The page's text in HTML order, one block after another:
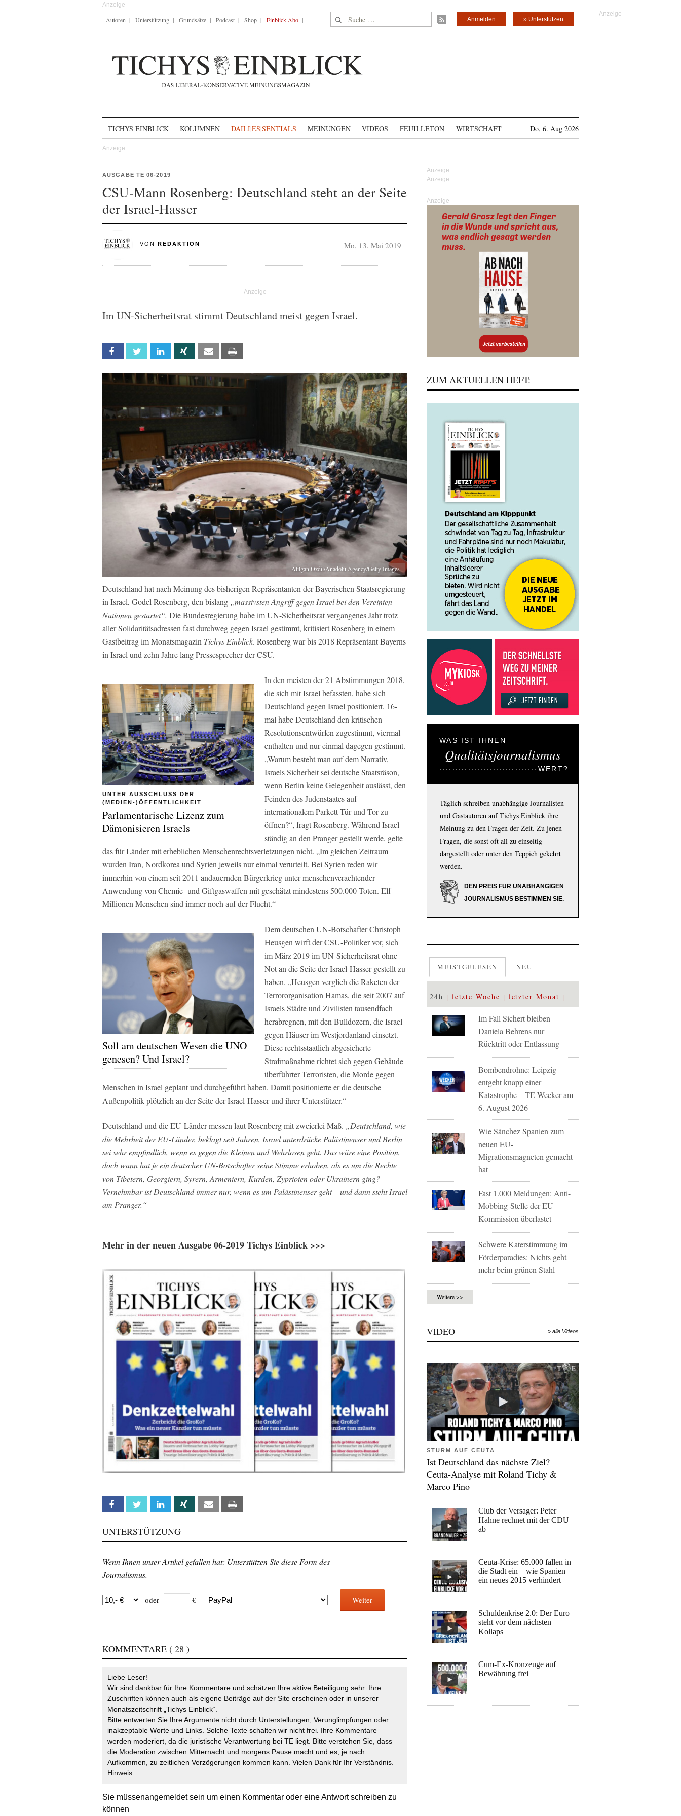
Autoren Unterstützung Grundsätze Podcast Shop Einblick-Abo Suche nach: » Unterstützen
Anmelden
TICHYS EINBLICK KOLUMNEN DAILI|ES|SENTIALS MEINUNGEN VIDEOS FEUILLETON WIRTSCHAFT Do, 6. Aug 2026
AUSGABE TE 06-2019
CSU-Mann Rosenberg: Deutschland steht an der Seite
der Israel-Hasser
VON REDAKTION Mo, 13. Mai 2019
Im UN-Sicherheitsrat stimmt Deutschland meist gegen Israel.
Facebook Twitter Linkedin Xing Email
Atilgan Ozdil/Anadolu Agency/Getty Images
Deutschland hat nach Meinung des bisherigen Repräsentanten der Bayerischen Staatsregierung
in Israel, Godel Rosenberg, den bislang „massivsten Angriff gegen Israel bei den Vereinten
Nationen gestartet“. Die Bundesregierung habe im UN-Sicherheitsrat vergangenes Jahr trotz
aller Solidaritätsadressen fast durchweg gegen Israel gestimmt, kritisiert Rosenberg in einem
Gastbeitrag im Monatsmagazin Tichys Einblick. Rosenberg war bis 2018 Repräsentant Bayerns
in Israel und zehn Jahre lang Pressesprecher der CSU.
UNTER AUSSCHLUSS DER
(MEDIEN-)ÖFFENTLICHKEIT
Parlamentarische Lizenz zum
Dämonisieren Israels
In den meisten der 21 Abstimmungen 2018,
die sich mit Israel befassten, habe sich
Deutschland gegen Israel positioniert. 16-
mal habe Deutschland den kritischen
Resolutionsentwürfen zugestimmt, viermal
enthalten und nur einmal dagegen gestimmt.
„Warum besteht man auf dem Narrativ,
Israels Sicherheit sei deutsche Staatsräson,
wenn Berlin keine Gelegenheit auslässt, den
Feinden des Judenstaates auf
internationalem Parkett Tür und Tor zu
öffnen?“, fragt Rosenberg. Während Israel
ständig an den Pranger gestellt werde, gelte
das für Länder mit erheblichen Menschenrechtsverletzungen nicht. „Im gleichen Zeitraum
wurden Iran, Nordkorea und Syrien jeweils nur einmal verurteilt. Bei Syrien reden wir
immerhin von einem seit 2011 andauernden Bürgerkrieg unter menschenverachtender
Anwendung von Chemie- und Giftgaswaffen mit geschätzt mindestens 500.000 Toten. Elf
Millionen Menschen sind immer noch auf der Flucht.“
Soll am deutschen Wesen die UNO
genesen? Und Israel?
Dem deutschen UN-Botschafter Christoph
Heusgen wirft der CSU-Politiker vor, sich
im März 2019 im UN-Sicherheitsrat ohne
Not an die Seite der Israel-Hasser gestellt zu
haben. „Heusgen verglich die Raketen der
Terrororganisation Hamas, die seit 2007 auf
Israels Städte und Zivilisten tausendfach
herabregnen, mit den Bulldozern, die Israel
gegen Häuser im Westjordanland einsetzt.
Diese rechtsstaatlich abgesicherte
Strafmaßnahme richtet sich gegen Gebäude
überführter Terroristen, die Morde gegen
Menschen in Israel geplant und durchgeführt haben. Damit positionierte er die deutsche
Außenpolitik plötzlich an der Seite der Israel-Hasser und ihrer Unterstützer.“
Deutschland und die EU-Länder messen laut Rosenberg mit zweierlei Maß. „Deutschland, wie
die Mehrheit der EU-Länder, beklagt seit Jahren, Israel unterdrücke Palästinenser und Berlin
sei sehr empfindlich, wenn es gegen die Kleinen und Wehrlosen geht. Das wäre eine Position,
doch wann hat je ein deutscher UN-Botschafter seine Stimme erhoben, als es um die Rechte
von Tibetern, Georgiern, Syrern, Armeniern, Kurden, Zyprioten oder Ukrainern ging?
Vernehmbar ist Deutschland immer nur, wenn es um Palästinenser geht – und dann steht Israel
am Pranger.“
Mehr in der neuen Ausgabe 06-2019 Tichys Einblick >>>
Facebook Twitter Linkedin Xing Email
UNTERSTÜTZUNG
Wenn Ihnen unser Artikel gefallen hat: Unterstützen Sie diese Form des
Journalismus.
oder € Weiter
KOMMENTARE ( 28 )
Liebe Leser!
Wir sind dankbar für Ihre Kommentare und schätzen Ihre aktive Beteiligung sehr. Ihre
Zuschriften können auch als eigene Beiträge auf der Site erscheinen oder in unserer
Monatszeitschrift „Tichys Einblick“.
Bitte entwerten Sie Ihre Argumente nicht durch Unterstellungen, Verunglimpfungen oder
inakzeptable Worte und Links. Solche Texte schalten wir nicht frei. Ihre Kommentare
werden moderiert, da die juristische Verantwortung bei TE liegt. Bitte verstehen Sie, dass
die Moderation zwischen Mitternacht und morgens Pause macht und es, je nach
Aufkommen, zu zeitlichen Verzögerungen kommen kann. Vielen Dank für Ihr Verständnis.
Hinweis
Sie müssenangemeldetsein um einen Kommentar oder eine Antwort schreiben zu
können
Anzeige
ZUM AKTUELLEN HEFT:
WAS IST IHNEN
Qualitätsjournalismus
WERT?
Täglich schreiben unabhängige Journalisten
und Gastautoren auf Tichys Einblick ihre
Meinung zu den Fragen der Zeit. Zu jenen
Fragen, die sonst oft all zu einseitig
dargestellt oder unter den Teppich gekehrt
werden.
DEN PREIS FÜR UNABHÄNGIGEN
JOURNALISMUS BESTIMMEN SIE.
MEISTGELESEN NEU
24h letzte Woche letzter Monat
Im Fall Sichert bleiben
Daniela Behrens nur
Rücktritt oder Entlassung
Bombendrohne: Leipzig
entgeht knapp einer
Katastrophe – TE-Wecker am
6. August 2026
Wie Sánchez Spanien zum
neuen EU-
Migrationsmagneten gemacht
hat
Fast 1.000 Meldungen: Anti-
Mobbing-Stelle der EU-
Kommission überlastet
Schwere Katerstimmung im
Förderparadies: Nichts geht
mehr beim grünen Stahl
Weitere >>
VIDEO » alle Videos
STURM AUF CEUTA
Ist Deutschland das nächste Ziel? –
Ceuta-Analyse mit Roland Tichy &
Marco Pino
Club der Versager: Peter
Hahne rechnet mit der CDU
ab
Ceuta-Krise: 65.000 fallen in
die Stadt ein – wie Spanien
ein neues 2015 verhindert
Schuldenkrise 2.0: Der Euro
steht vor dem nächsten
Kollaps
Cum-Ex-Kronzeuge auf
Bewährung frei